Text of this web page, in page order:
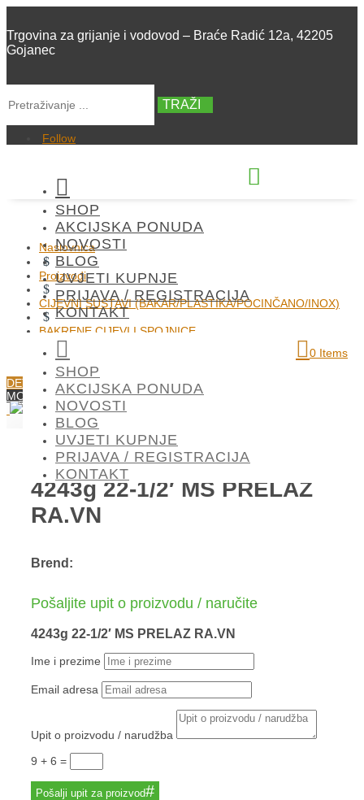
Trgovina za grijanje i vodovod – Braće Radić 12a, 42205
Gojanec
TRAŽI
Follow


SHOP
AKCIJSKA PONUDA
NOVOSTI
BLOG
UVJETI KUPNJE
PRIJAVA / REGISTRACIJA
KONTAKT
0 Items

SHOP
AKCIJSKA PONUDA
NOVOSTI
BLOG
UVJETI KUPNJE
PRIJAVA / REGISTRACIJA
KONTAKT
Naslovnica
$
Proizvodi
$
CIJEVNI SUSTAVI (BAKAR/PLASTIKA/POCINČANO/INOX)
$
BAKRENE CIJEVI I SPOJNICE
4243g 22-1/2′ MS PRELAZ RA.VN
DETALJI O PROIZVODU
MOGLO BI VAS ZANIMATI
4243g 22-1/2′ MS PRELAZ
RA.VN
Brend:
Pošaljite upit o proizvodu / naručite
4243g 22-1/2′ MS PRELAZ RA.VN
Ime i prezime
Email adresa
Upit o proizvodu / narudžba
9 + 6 =
Pošalji upit za proizvod